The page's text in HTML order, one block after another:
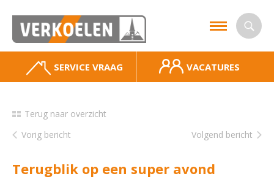
SERVICE VRAAG VACATURES
Terug naar overzicht
Vorig bericht
Volgend bericht
Terugblik op een super avond